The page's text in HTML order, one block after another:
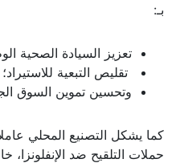
بـ:
تعزيز السيادة الصحية
تقليص التبعية للاستيراد؛
وتحسين تموين السوق
كما يشكل التصنيع المحلي
حملات التلقيح ضد